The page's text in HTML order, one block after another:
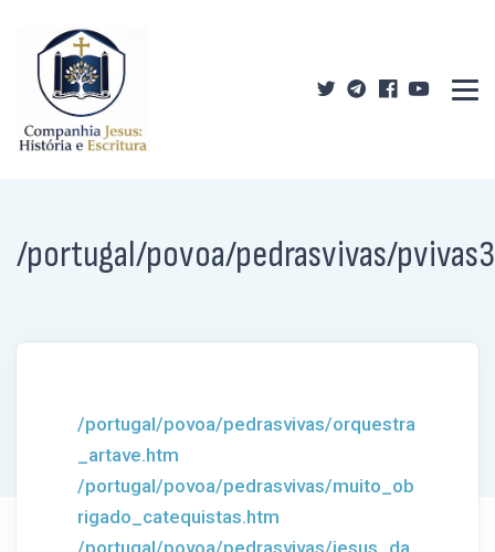
/portugal/povoa/pedrasvivas/
/portugal/povoa/pedrasvivas/orquestra
_artave.htm
/portugal/povoa/pedrasvivas/muito_ob
rigado_catequistas.htm